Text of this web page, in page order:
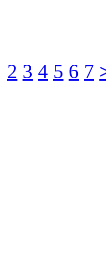
2 3 4 5 6 7